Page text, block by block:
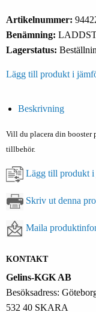
Artikelnummer:
Benämning:
Lagerstatus:
Lägg till produkt i
Beskrivning
Vill du placera din booster
tillbehör.
Lägg till produkt i
Skriv ut denna
Maila
KONTAKT
Gelins-KGK AB
Besöksadress:
532 40 SKARA